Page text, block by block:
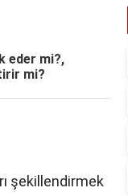
eder mi?,
mi?
şekillendirmek